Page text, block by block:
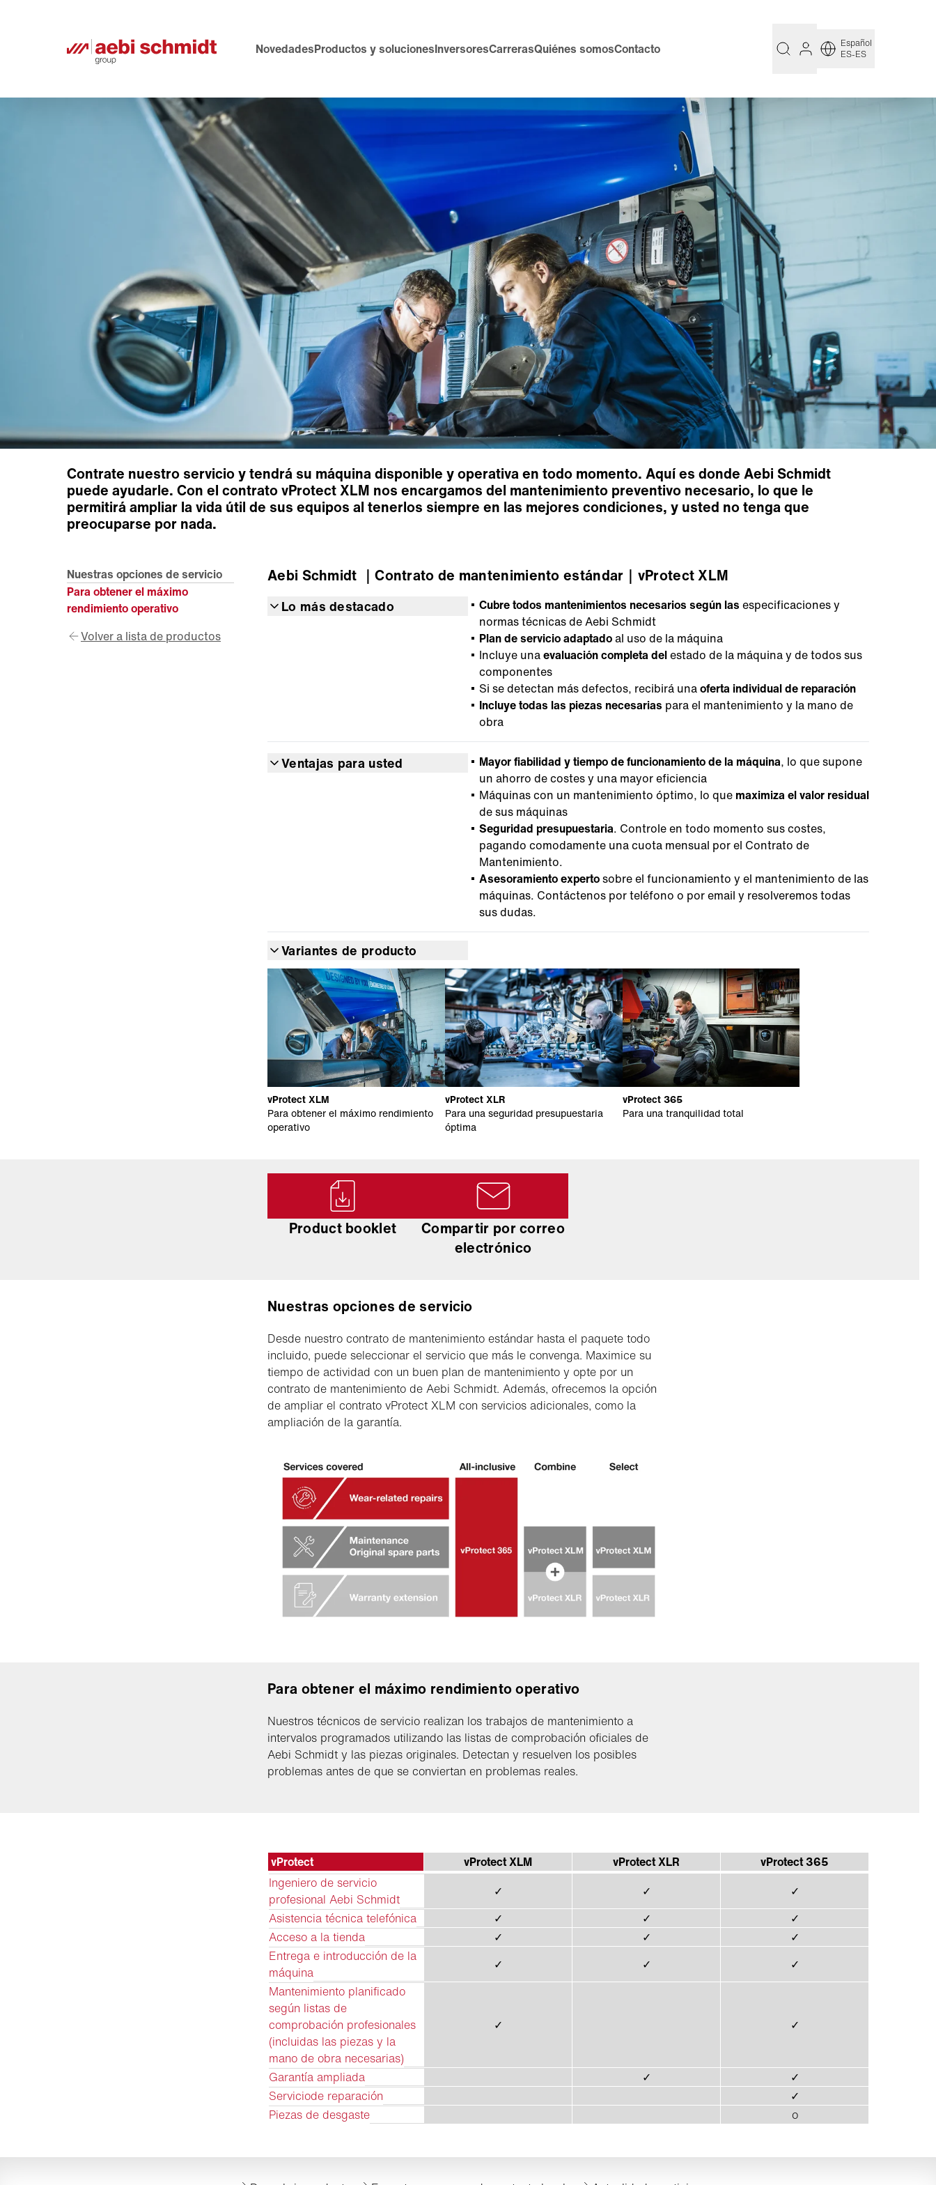
NovedadesProductos y solucionesInversoresCarrerasQuiénes somosContacto
Español
ES-ES
Contrate nuestro servicio y tendrá su máquina disponible y operativa en todo momento. Aquí es donde Aebi Schmidt
puede ayudarle. Con el contrato vProtect XLM nos encargamos del mantenimiento preventivo necesario, lo que le
permitirá ampliar la vida útil de sus equipos al tenerlos siempre en las mejores condiciones, y usted no tenga que
preocuparse por nada.
Nuestras opciones de servicio
Para obtener el máximo
rendimiento operativo
Volver a lista de productos
Aebi Schmidt ｜Contrato de mantenimiento estándar ｜vProtect XLM
Lo más destacado Cubre todos mantenimientos necesarios según las especificaciones y
normas técnicas de Aebi Schmidt
Plan de servicio adaptadoal uso de la máquina
Incluye unaevaluación completa delestado de la máquina y de todos sus
componentes
Si se detectan más defectos, recibirá unaoferta individual de reparación
Incluye todas las piezas necesarias para el mantenimiento y la mano de
obra
Ventajas para usted Mayor fiabilidad y tiempo de funcionamiento de la máquina, lo que supone
un ahorro de costes y una mayor eficiencia
Máquinas con un mantenimiento óptimo, lo que maximiza el valor residual
de sus máquinas
Seguridad presupuestaria. Controle en todo momento sus costes,
pagando comodamente una cuota mensual por el Contrato de
Mantenimiento.
Asesoramiento expertosobre el funcionamiento y el mantenimiento de las
máquinas. Contáctenos por teléfono o por email y resolveremos todas
sus dudas.
Variantes de producto
vProtect XLM
Para obtener el máximo rendimiento
operativo
vProtect XLR
Para una seguridad presupuestaria
óptima
vProtect 365
Para una tranquilidad total
Product booklet
Compartir por correo
electrónico
Nuestras opciones de servicio
Desde nuestro contrato de mantenimiento estándar hasta el paquete todo
incluido, puede seleccionar el servicio que más le convenga. Maximice su
tiempo de actividad con un buen plan de mantenimiento y opte por un
contrato de mantenimiento de Aebi Schmidt. Además, ofrecemos la opción
de ampliar el contrato vProtect XLM con servicios adicionales, como la
ampliación de la garantía.
Para obtener el máximo rendimiento operativo
Nuestros técnicos de servicio realizan los trabajos de mantenimiento a
intervalos programados utilizando las listas de comprobación oficiales de
Aebi Schmidt y las piezas originales. Detectan y resuelven los posibles
problemas antes de que se conviertan en problemas reales.
vProtect vProtect XLM vProtect XLR
vProtect 365
Ingeniero de servicio
profesional Aebi Schmidt
✓ ✓
✓
Asistencia técnica telefónica
✓ ✓
✓
Acceso a la tienda
✓ ✓
✓
Entrega e introducción de la
máquina
✓ ✓
✓
Mantenimiento planificado
según listas de
comprobación profesionales
(incluidas las piezas y la
mano de obra necesarias)
✓ ✓
Garantía ampliada ✓
✓
Serviciode reparación
✓
Piezas de desgaste
o